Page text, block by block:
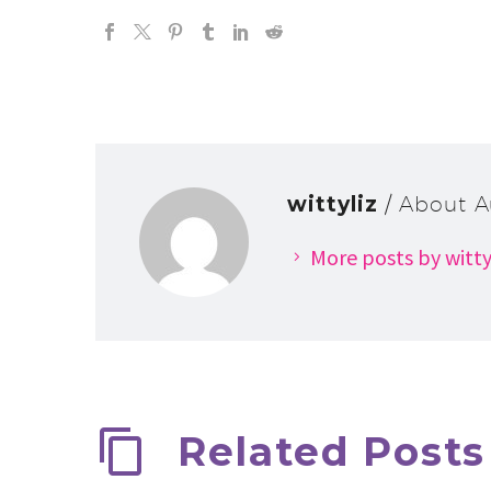
wittyliz / About
More posts by
Related Posts